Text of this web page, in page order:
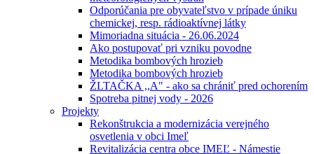
Odporúčania pre obyvateľstvo v prípade úniku
chemickej, resp. rádioaktívnej látky
Mimoriadna situácia - 26.06.2024
Ako postupovať pri vzniku povodne
Metodika bombových hrozieb
Metodika bombových hrozieb
ŽLTAČKA ,,A" - ako sa chrániť pred ochorením
Spotreba pitnej vody - 2026
Projekty
Rekonštrukcia a modernizácia verejného
osvetlenia v obci Imeľ
Revitalizácia centra obce IMEĽ - Námestie